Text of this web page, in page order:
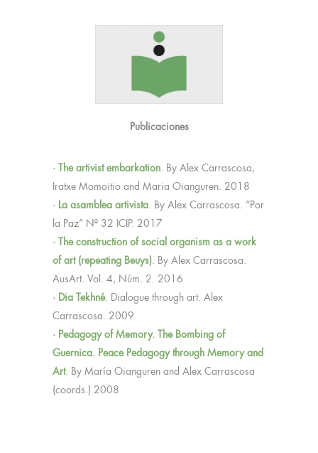
Publicaciones
· The artivist embarkation. By Alex Carrascosa,
Iratxe Momoitio and Maria Oianguren. 2018
· La asamblea artivista. By Alex Carrascosa. “Por
la Paz” Nº 32 ICIP. 2017
· The construction of social organism as a work
of art (repeating Beuys). By Alex Carrascosa.
AusArt. Vol. 4, Núm. 2. 2016
· Dia Tekhné. Dialogue through art. Alex
Carrascosa. 2009
· Pedagogy of Memory. The Bombing of
Guernica. Peace Pedagogy through Memory and
Art. By María Oianguren and Alex Carrascosa
(coords.) 2008